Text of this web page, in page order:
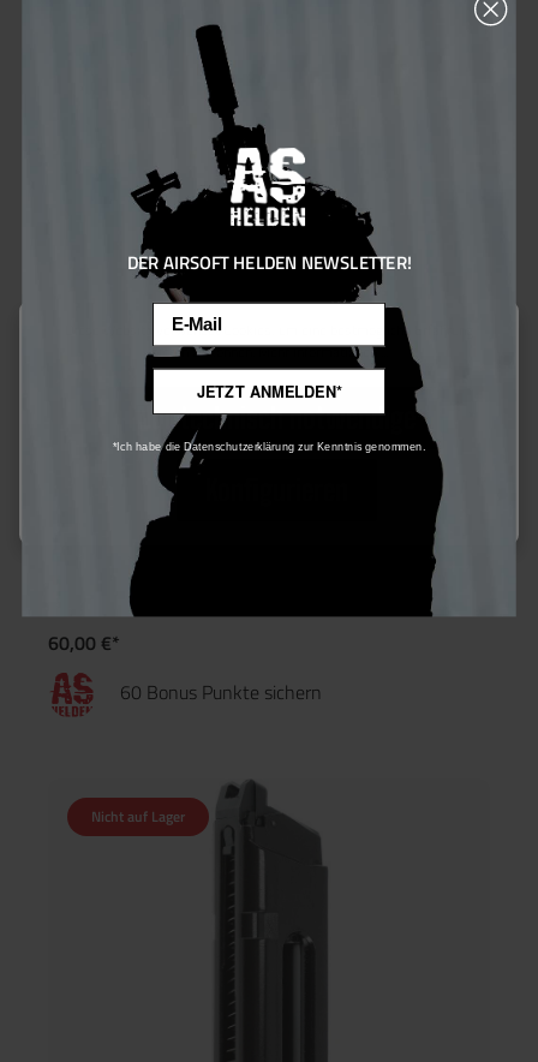
Glock 17/34 Magazin CO² 25rds schwarz
60,00 €*
60 Bonus Punkte sichern
Nicht auf Lager
Diese Website verwendet Cookies, um eine bestmögliche Erfahrung
bieten zu können.Mehr Informationen ...
Nur technisch notwendige
DER AIRSOFT HELDEN NEWSLETTER!
JETZT ANMELDEN*
*Ich habe die Datenschutzerklärung zur Kenntnis genommen.